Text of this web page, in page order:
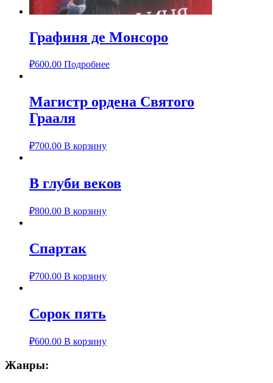
Графиня де Монсоро
₽600.00 Подробнее
Магистр ордена Святого
Грааля
₽700.00 В корзину
В глуби веков
₽800.00 В корзину
Cпартак
₽700.00 В корзину
Сорок пять
₽600.00 В корзину
Жанры: